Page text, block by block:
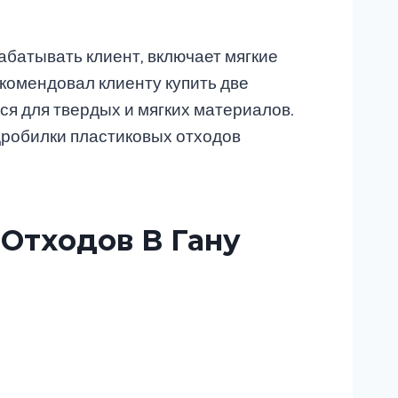
клиент, включает мягкие
клиенту купить две
для твердых и мягких материалов.
пластиковых отходов
В Гану